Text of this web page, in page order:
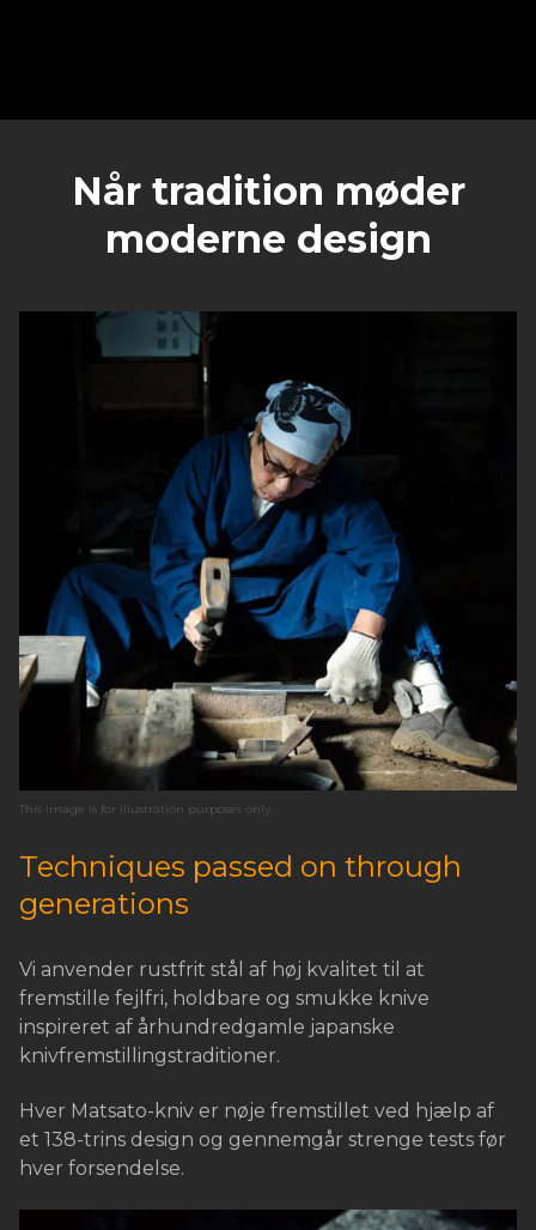
Når tradition møder
moderne design
This image is for illustration purposes only.
Techniques passed on through
generations
Vi anvender rustfrit stål af høj kvalitet til at
fremstille fejlfri, holdbare og smukke knive
inspireret af århundredgamle japanske
knivfremstillingstraditioner.
Hver Matsato-kniv er nøje fremstillet ved hjælp af
et 138-trins design og gennemgår strenge tests før
hver forsendelse.